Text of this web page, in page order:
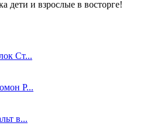
дети и взрослые в восторге!
Ст...
Р...
в...